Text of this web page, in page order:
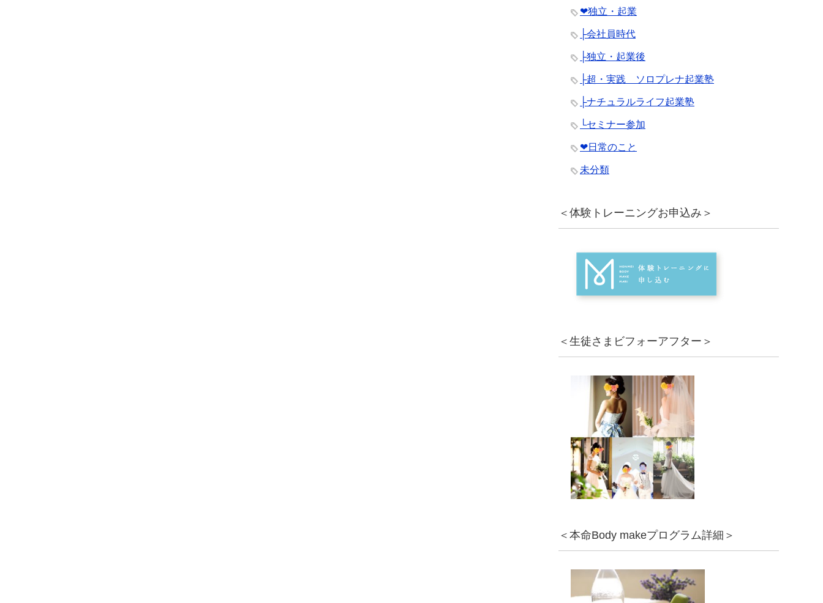
❤︎独立・起業
├会社員時代
├独立・起業後
├超・実践 ソロプレナ起業塾
├ナチュラルライフ起業塾
└セミナー参加
❤︎日常のこと
未分類
＜体験トレーニングお申込み＞
＜生徒さまビフォーアフター＞
＜本命Body makeプログラム詳細＞